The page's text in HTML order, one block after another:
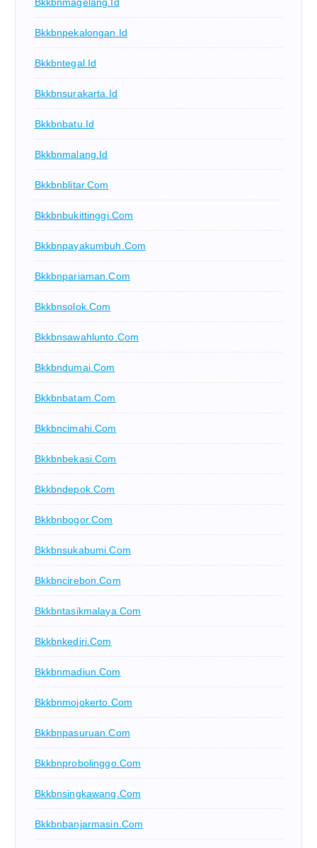
Bkkbnpekalongan.id
Bkkbntegal.id
Bkkbnsurakarta.id
Bkkbnbatu.id
Bkkbnmalang.id
Bkkbnblitar.com
Bkkbnbukittinggi.com
Bkkbnpayakumbuh.com
Bkkbnpariaman.com
Bkkbnsolok.com
Bkkbnsawahlunto.com
Bkkbndumai.com
Bkkbnbatam.com
Bkkbncimahi.com
Bkkbnbekasi.com
Bkkbndepok.com
Bkkbnbogor.com
Bkkbnsukabumi.com
Bkkbncirebon.com
Bkkbntasikmalaya.com
Bkkbnkediri.com
Bkkbnmadiun.com
Bkkbnmojokerto.com
Bkkbnpasuruan.com
Bkkbnprobolinggo.com
Bkkbnsingkawang.com
Bkkbnbanjarmasin.com